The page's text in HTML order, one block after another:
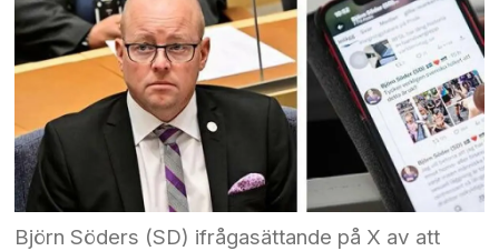
Björn Söders (SD) ifrågasättande på X av att